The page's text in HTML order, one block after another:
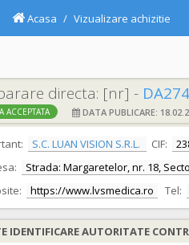
Acasa Vizualizare achizitie
directa: [nr] -
ACCEPTATA DATA PUBLICARE:
IDENTIFICARE OFERTANT
S.C. LUAN VISION S.R.L. CIF:
Strada: Margaretelor, nr. 18,
https://www.lvsmedica.ro Tel:
IDENTIFICARE AUTORITATE